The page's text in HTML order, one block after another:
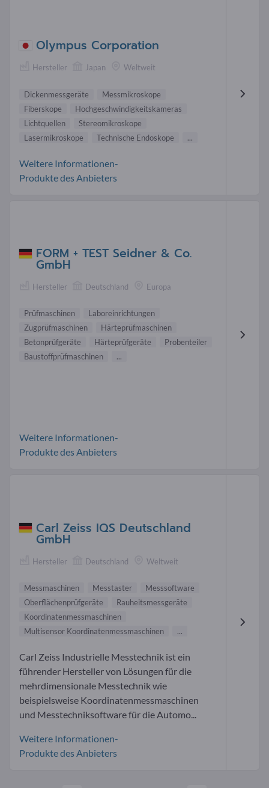
Olympus Corporation
Hersteller Japan Weltweit
Dickenmessgeräte
Messmikroskope
Fiberskope
Hochgeschwindigkeitskameras
Lichtquellen
Stereomikroskope
Lasermikroskope
Technische Endoskope ...
Weitere Informationen-
Produkte des Anbieters
FORM + TEST Seidner & Co.
GmbH
Hersteller Deutschland Europa
Prüfmaschinen
Laboreinrichtungen
Zugprüfmaschinen
Härteprüfmaschinen
Betonprüfgeräte
Härteprüfgeräte
Probenteiler
Baustoffprüfmaschinen
...
Weitere Informationen-
Produkte des Anbieters
Carl Zeiss IQS Deutschland
GmbH
Hersteller Deutschland Weltweit
Messmaschinen Messtaster
Messsoftware
Oberflächenprüfgeräte
Rauheitsmessgeräte
Koordinatenmessmaschinen
Multisensor Koordinatenmessmaschinen
...
Carl Zeiss Industrielle Messtechnik ist ein
führender Hersteller von Lösungen für die
mehrdimensionale Messtechnik wie
beispielsweise Koordinatenmessmaschinen
und Messtechniksoftware für die Automo...
Weitere Informationen-
Produkte des Anbieters